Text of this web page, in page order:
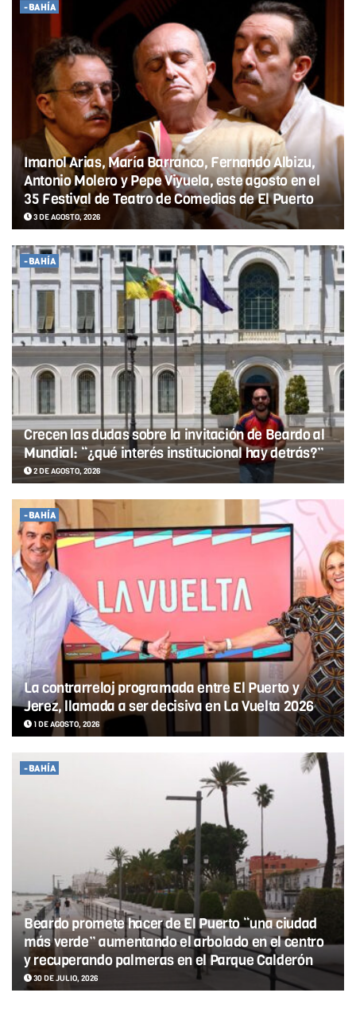
-BAHÍA
Imanol Arias, María Barranco, Fernando Albizu,
Antonio Molero y Pepe Viyuela, este agosto en el
35 Festival de Teatro de Comedias de El Puerto
3 DE AGOSTO, 2026
-BAHÍA
Crecen las dudas sobre la invitación de Beardo al
Mundial: “¿qué interés institucional hay detrás?”
2 DE AGOSTO, 2026
-BAHÍA
La contrarreloj programada entre El Puerto y
Jerez, llamada a ser decisiva en La Vuelta 2026
1 DE AGOSTO, 2026
-BAHÍA
Beardo promete hacer de El Puerto “una ciudad
más verde” aumentando el arbolado en el centro
y recuperando palmeras en el Parque Calderón
30 DE JULIO, 2026